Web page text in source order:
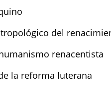
del
renacentista
la reforma luterana